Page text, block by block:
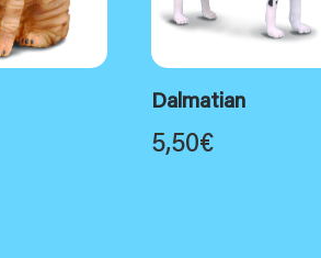
Dalmatian
5,50€